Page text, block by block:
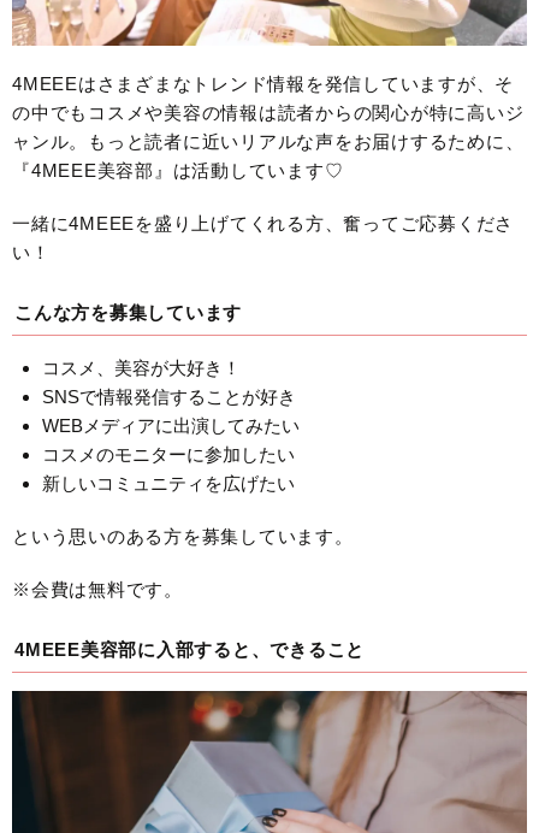
4MEEEはさまざまなトレンド情報を発信していますが、そ
の中でもコスメや美容の情報は読者からの関心が特に高いジ
ャンル。もっと読者に近いリアルな声をお届けするために、
『4MEEE美容部』は活動しています♡
一緒に4MEEEを盛り上げてくれる方、奮ってご応募くださ
い！
こんな方を募集しています
コスメ、美容が大好き！
SNSで情報発信することが好き
WEBメディアに出演してみたい
コスメのモニターに参加したい
新しいコミュニティを広げたい
という思いのある方を募集しています。
※会費は無料です。
4MEEE美容部に入部すると、できること